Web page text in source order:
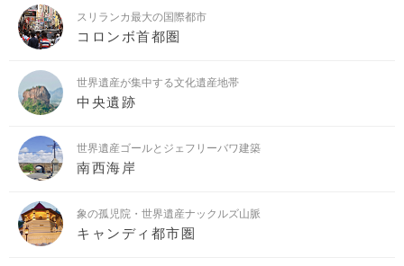
スリランカ最大の国際都市
コロンボ首都圏
世界遺産が集中する文化遺産地帯
中央遺跡
世界遺産ゴールとジェフリーバワ建築
南西海岸
象の孤児院・世界遺産ナックルズ山脈
キャンディ都市圏